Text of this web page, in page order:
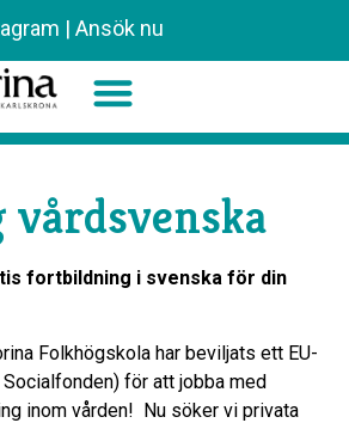
| Ansök nu
vårdsvenska
fortbildning i svenska för din
Folkhögskola har beviljats ett EU-
för att jobba med
inom vården! Nu söker vi privata